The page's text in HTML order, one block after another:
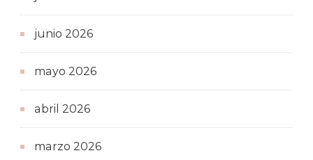
junio 2026
mayo 2026
abril 2026
marzo 2026